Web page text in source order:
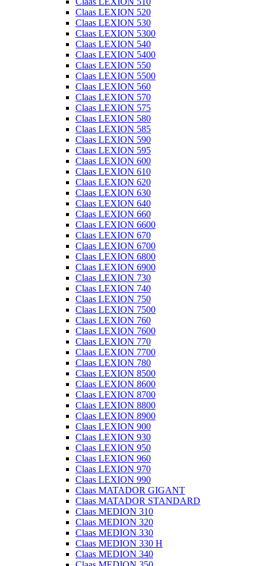
Claas LEXION 520
Claas LEXION 530
Claas LEXION 5300
Claas LEXION 540
Claas LEXION 5400
Claas LEXION 550
Claas LEXION 5500
Claas LEXION 560
Claas LEXION 570
Claas LEXION 575
Claas LEXION 580
Claas LEXION 585
Claas LEXION 590
Claas LEXION 595
Claas LEXION 600
Claas LEXION 610
Claas LEXION 620
Claas LEXION 630
Claas LEXION 640
Claas LEXION 660
Claas LEXION 6600
Claas LEXION 670
Claas LEXION 6700
Claas LEXION 6800
Claas LEXION 6900
Claas LEXION 730
Claas LEXION 740
Claas LEXION 750
Claas LEXION 7500
Claas LEXION 760
Claas LEXION 7600
Claas LEXION 770
Claas LEXION 7700
Claas LEXION 780
Claas LEXION 8500
Claas LEXION 8600
Claas LEXION 8700
Claas LEXION 8800
Claas LEXION 8900
Claas LEXION 900
Claas LEXION 930
Claas LEXION 950
Claas LEXION 960
Claas LEXION 970
Claas LEXION 990
Claas MATADOR GIGANT
Claas MATADOR STANDARD
Claas MEDION 310
Claas MEDION 320
Claas MEDION 330
Claas MEDION 330 H
Claas MEDION 340